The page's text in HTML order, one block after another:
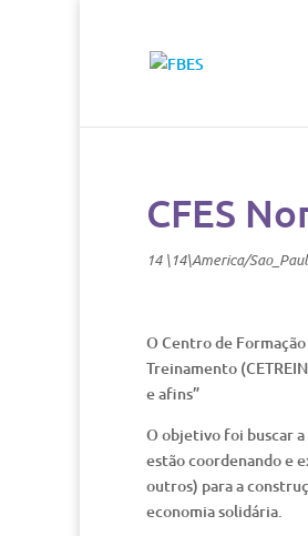
CFES
14 \14\America/
O Centro de
Treinamento
e afins”
O objetivo foi buscar
estão coordenando e
outros) para a
economia solidária.